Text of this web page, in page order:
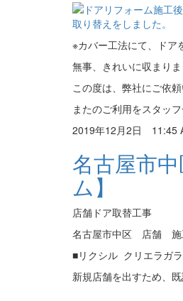
※カバー工法にて、ドア
無事、きれいに収まりま
この度は、弊社にご依
またのご利用をスタッ
2019年12月2日 11:45
名古屋市
ム】
店舗ドア取替工事
名古屋市中区 店舗 施
■リクシル クリエラガ
新規店舗を出すため、